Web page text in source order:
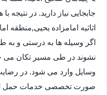
جابجایی نیاز دارید. در نتیجه
اثاثیه امامزاده یحیی,منطقه
اگر وسیله ها به درستی و به
نشوند در طی مسیر تکان می
وسایل وارد می شود. در رضایت
صورت تخصصی خدمات حمل